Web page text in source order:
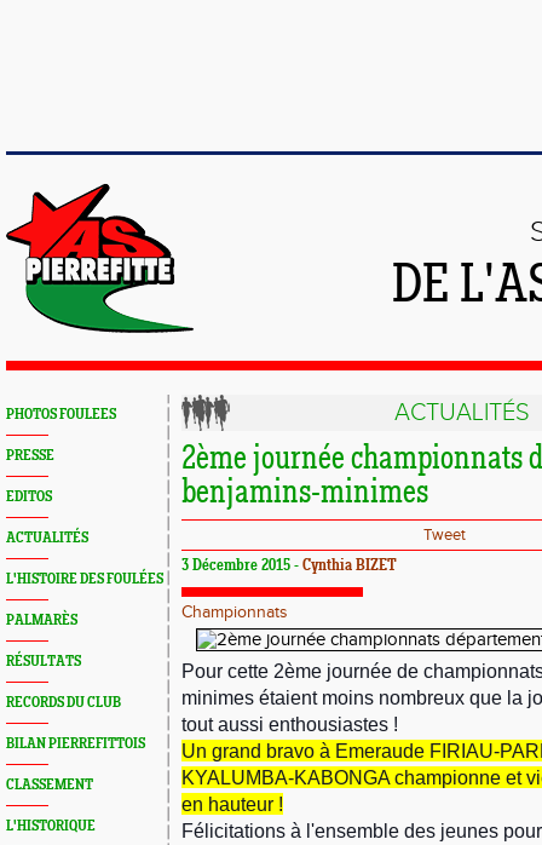
DE
PHOTOS FOULEES
PRESSE
EDITOS
ACTUALITÉS
L'HISTOIRE DES FOULÉES
PALMARÈS
RÉSULTATS
RECORDS DU CLUB
BILAN PIERREFITTOIS
CLASSEMENT
L'HISTORIQUE
ACTUALITÉS
2ème journée championnats
benjamins-minimes
Tweet
3 Décembre 2015 - Cynthia BIZET
Championnats
Pour cette 2ème journée de
minimes étaient moins nombreux que la
tout aussi enthousiastes !
Un grand bravo à Emeraude FIRIAU-
KYALUMBA-KABONGA championne et
en hauteur !
Félicitations à l'ensemble des jeunes